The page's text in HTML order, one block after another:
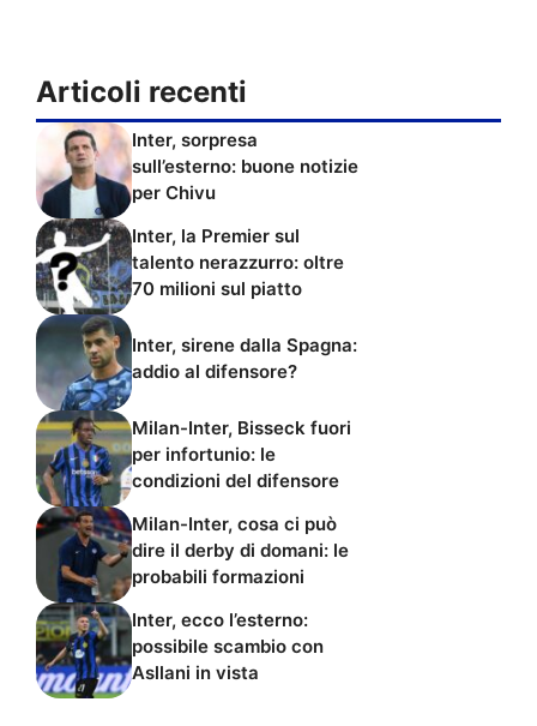
Articoli recenti
Inter, sorpresa
sull’esterno: buone notizie
per Chivu
Inter, la Premier sul
talento nerazzurro: oltre
70 milioni sul piatto
Inter, sirene dalla Spagna:
addio al difensore?
Milan-Inter, Bisseck fuori
per infortunio: le
condizioni del difensore
Milan-Inter, cosa ci può
dire il derby di domani: le
probabili formazioni
Inter, ecco l’esterno:
possibile scambio con
Asllani in vista